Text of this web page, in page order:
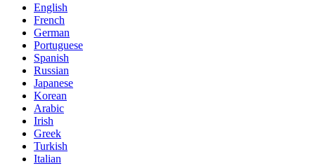
English
French
German
Portuguese
Spanish
Russian
Japanese
Korean
Arabic
Irish
Greek
Turkish
Italian